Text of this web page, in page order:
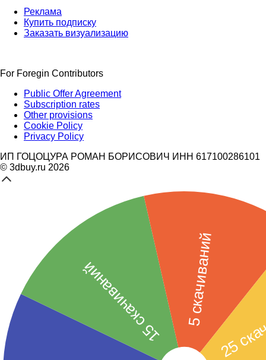
Реклама
Купить подписку
Заказать визуализацию
For Foregin Contributors
Public Offer Agreement
Subscription rates
Other provisions
Cookie Policy
Privacy Policy
ИП ГОЦОЦУРА РОМАН БОРИСОВИЧ ИНН 617100286101
© 3dbuy.ru 2026